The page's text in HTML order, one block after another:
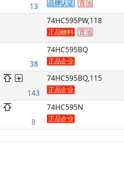
13
74HC595PW,118
38
74HC595BQ
143
74HC595BQ,115
8
74HC595N